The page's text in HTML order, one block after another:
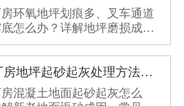
环氧地坪划痕多、叉车通道
怎么办？详解地坪磨损成
误区与标准化耐磨翻新方
解决地面老旧斑驳问题。
西安厂房地坪起砂起灰处理方法，新老混凝土地面返砂固化方案
混凝土地面起砂起灰怎么